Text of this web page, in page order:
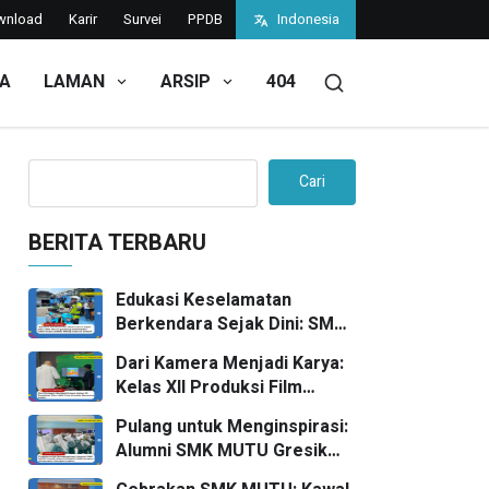
Karir Survei PPDB Indonesia
LAMAN ARSIP 404
Cari
BERITA TERBARU
Edukasi Keselamatan
Berkendara Sejak Dini: SMK
Gelar Acara Safety Riding
Goes To School
Dari Kamera Menjadi Karya:
Kelas XII Produksi Film
Produk” bersama FPRO
Pulang untuk Menginspirasi:
Alumni SMK MUTU Gresik